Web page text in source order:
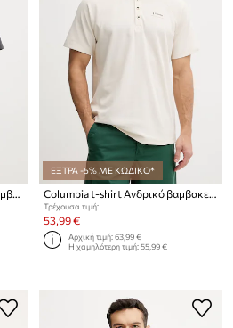
Columbia T-shirt Ανδρικό με βαμβάκι Acker Rock
ΕΞΤΡΑ -5% ΜΕ ΚΩΔΙΚΟ*
Columbia t-shirt Ανδρικό βαμβακερό Acker Rock
Τρέχουσα τιμή:
53,99 €
Αρχική τιμή:63,99 €
Η χαμηλότερη τιμή:55,99 €